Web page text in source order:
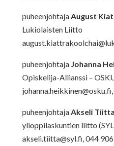
puheenjohtaja August
Lukiolaisten Liitto
puheenjohtaja Johanna
Opiskelija-Allianssi –
johanna.heikkinen@osku.fi
puheenjohtaja Akseli Tiitta
ylioppilaskuntien liitto
akseli.tiitta@syl.fi , 044